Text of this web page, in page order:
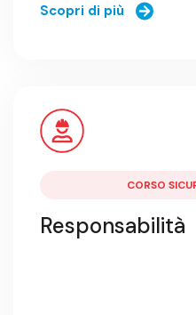
Scopri di più
CORSO
Responsabilità